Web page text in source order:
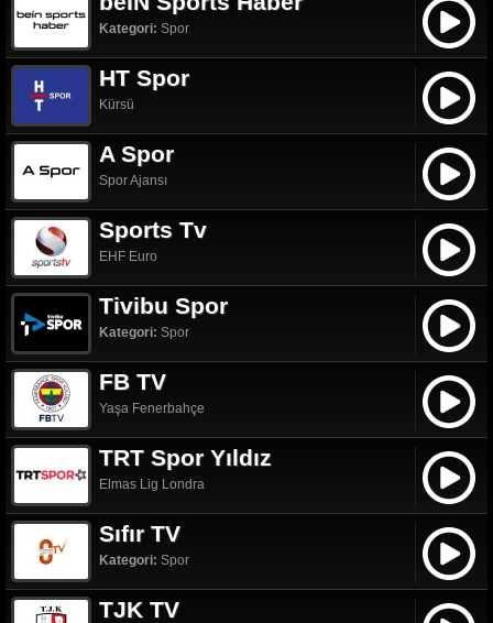
Kategori: Spor
HT Spor
Kürsü
A Spor
Spor Ajansı
Sports Tv
EHF Euro
Tivibu Spor
Kategori: Spor
FB TV
Yaşa Fenerbahçe
TRT Spor Yıldız
Elmas Lig Londra
Sıfır TV
Kategori: Spor
TJK TV